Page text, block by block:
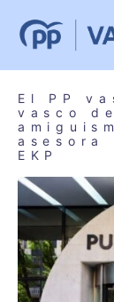
El PP
vasco
asesora
EKP